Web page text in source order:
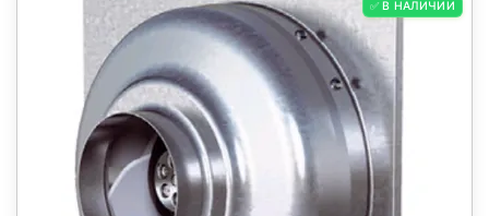
✅ В НАЛИЧИИ